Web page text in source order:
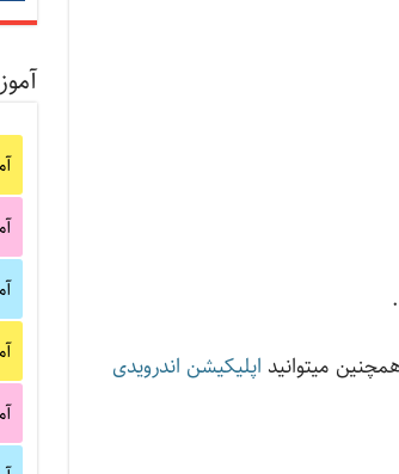
میتوانید اپلیکیشن اندرویدی